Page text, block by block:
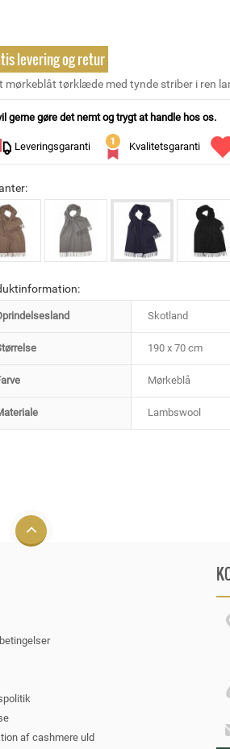
levering og retur
mørkeblåt tørklæde med tynde striber i ren
gerne gøre det nemt og trygt at handle hos os.
Leveringsgaranti Kvalitetsgaranti
Skotland
190 x 70 cm
Mørkeblå
Lambswool
af cashmere uld